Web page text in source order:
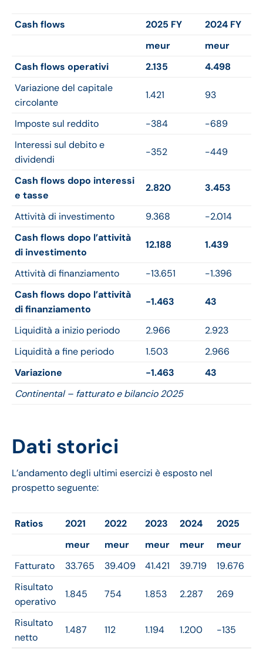
Cash flows 2025 FY
2024 FY
meur
meur
Cash flows operativi
2.135
4.498
Variazione del capitale
circolante
1.421 93
Imposte sul reddito -384
-689
Interessi sul debito e
dividendi
-352 -449
Cash flows dopo interessi
e tasse
2.820 3.453
Attività di investimento 9.368
-2.014
Cash flows dopo l’attività
di investimento
12.188 1.439
Attività di finanziamento -13.651
-1.396
Cash flows dopo l’attività
di finanziamento
-1.463 43
Liquidità a inizio periodo 2.966
2.923
Liquidità a fine periodo
1.503
2.966
Variazione
-1.463
43
Continental – fatturato e bilancio 2025
Dati storici
L’andamento degli ultimi esercizi è esposto nel
prospetto seguente:
Ratios 2021 2022 2023 2024
2025
meur
meur meur meur
meur
Fatturato
33.765 39.409 41.421 39.719
19.676
Risultato
operativo
1.845 754 1.853 2.287 269
Risultato
netto
1.487 112 1.194 1.200 -135